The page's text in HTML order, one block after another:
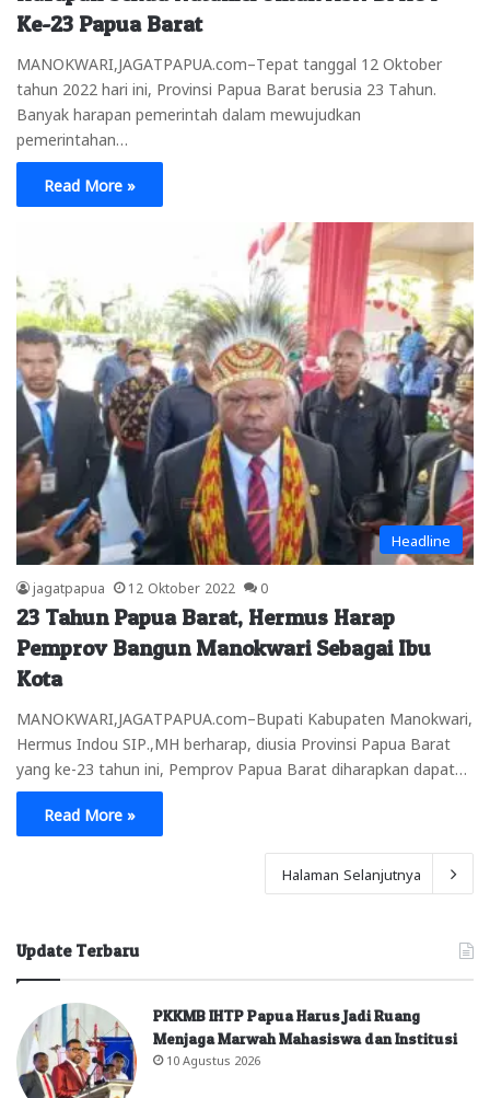
Ke-23 Papua Barat
MANOKWARI,JAGATPAPUA.com–Tepat tanggal 12 Oktober
tahun 2022 hari ini, Provinsi Papua Barat berusia 23 Tahun.
Banyak harapan pemerintah dalam mewujudkan
pemerintahan…
Read More »
Headline
jagatpapua 12 Oktober 2022 0
23 Tahun Papua Barat, Hermus Harap
Pemprov Bangun Manokwari Sebagai Ibu
Kota
MANOKWARI,JAGATPAPUA.com–Bupati Kabupaten Manokwari,
Hermus Indou SIP.,MH berharap, diusia Provinsi Papua Barat
yang ke-23 tahun ini, Pemprov Papua Barat diharapkan dapat…
Read More »
Halaman Selanjutnya
Update Terbaru
PKKMB IHTP Papua Harus Jadi Ruang
Menjaga Marwah Mahasiswa dan Institusi
10 Agustus 2026